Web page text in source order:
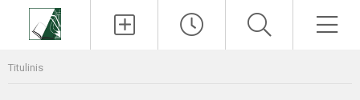
Titulinis